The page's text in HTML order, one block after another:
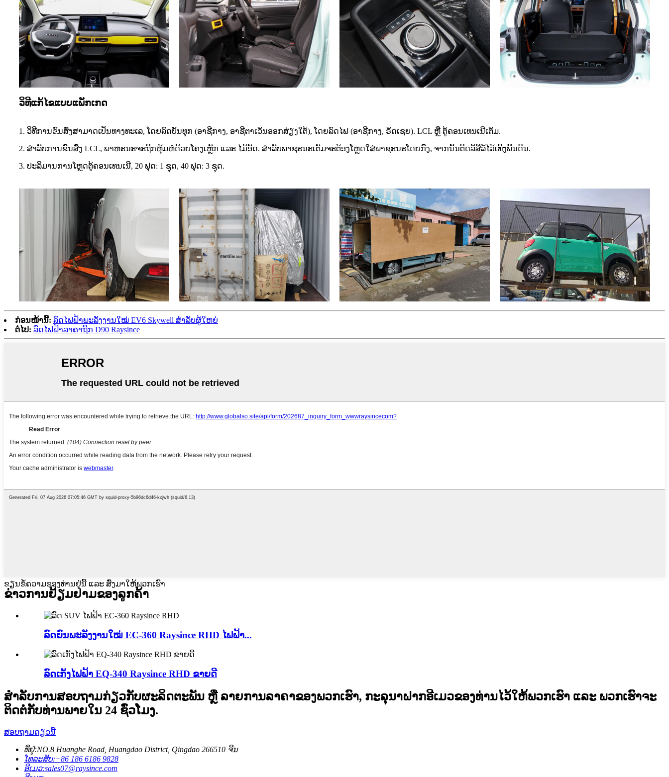
ວິທີແກ້ໄຂແບບແພັກເກດ
1. ວິທີການຂົນສົ່ງສາມາດເປັນທາງທະເລ, ໂດຍລົດບັນທຸກ (ອາຊີກາງ, ອາຊີຕາເວັນອອກສ່ຽງໃຕ້), ໂດຍລົດໄຟ (ອາຊີກາງ, ຣັດເຊຍ). LCL ຫຼື ຕູ້ຄອນເທນເນີເຕັມ.
2. ສຳລັບການຂົນສົ່ງ LCL, ພາຫະນະຈະຖືກຫຸ້ມຫໍ່ດ້ວຍໂຄງເຫຼັກ ແລະ ໄມ້ອັດ. ສຳລັບພາຊະນະເຕັມຈະຕ້ອງໂຫຼດໃສ່ພາຊະນະໂດຍກົງ, ຈາກນັ້ນຕິດລໍ້ສີ່ລໍ້ໄວ້ເທິງພື້ນດິນ.
3. ປະລິມານການໂຫຼດຕູ້ຄອນເທນເນີ, 20 ຟຸດ: 1 ຊຸດ, 40 ຟຸດ: 3 ຊຸດ.
ກ່ອນໜ້ານີ້: ລົດໄຟຟ້າພະລັງງານໃໝ່ EV6 Skywell ສຳລັບຜູ້ໃຫຍ່
ຕໍ່ໄປ: ລົດໄຟຟ້າລາຄາຖືກ D90 Raysince
ຂຽນຂໍ້ຄວາມຂອງທ່ານຢູ່ນີ້ ແລະ ສົ່ງມາໃຫ້ພວກເຮົາ
ຂ່າວການຢ້ຽມຢາມຂອງລູກຄ້າ
ລົດຍົນພະລັງງານໃໝ່ EC-360 Raysince RHD ໄຟຟ້າ...
ລົດເກັງໄຟຟ້າ EQ-340 Raysince RHD ຂາຍດີ
ສຳລັບການສອບຖາມກ່ຽວກັບຜະລິດຕະພັນ ຫຼື ລາຍການລາຄາຂອງພວກເຮົາ, ກະລຸນາຝາກອີເມວຂອງທ່ານໄວ້ໃຫ້ພວກເຮົາ ແລະ ພວກເຮົາຈະ
ຕິດຕໍ່ກັບທ່ານພາຍໃນ 24 ຊົ່ວໂມງ.
ສອບຖາມດຽວນີ້
ທີ່ຢູ່:NO.8 Huanghe Road, Huangdao District, Qingdao 266510 ຈີນ
ໂທລະສັບ:+86 186 6186 9828
ອີເມວ:sales07@raysince.com